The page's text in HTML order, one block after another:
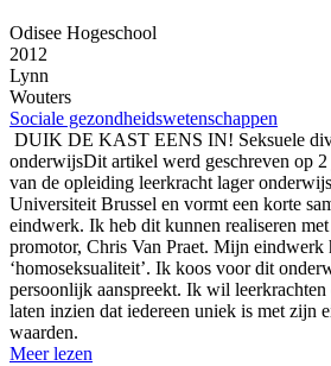
Odisee Hogeschool
2012
Lynn
Wouters
Sociale gezondheidswetenschappen
DUIK DE KAST EENS IN! Seksuele
onderwijsDit artikel werd geschreven op
van de opleiding leerkracht lager
Universiteit Brussel en vormt een korte
eindwerk. Ik heb dit kunnen realiseren
promotor, Chris Van Praet. Mijn eindwerk
‘homoseksualiteit’. Ik koos voor dit
persoonlijk aanspreekt. Ik wil leerkrachten
laten inzien dat iedereen uniek is met zijn
waarden.
Meer lezen